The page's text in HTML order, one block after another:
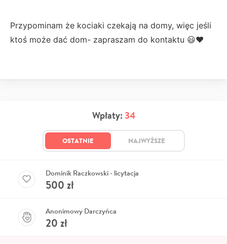
Przypominam że kociaki czekają na domy, więc jeśli
ktoś może dać dom- zapraszam do kontaktu 😃♥️
Wpłaty: 34
OSTATNIE NAJWYŻSZE
Dominik Raczkowski - licytacja
500 zł
Anonimowy Darczyńca
20 zł